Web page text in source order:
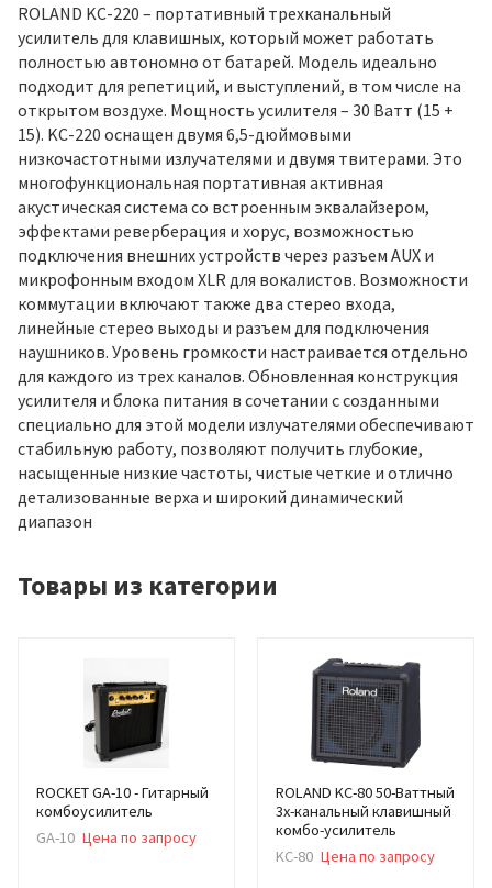
ROLAND KC-220 – портативный трехканальный
усилитель для клавишных, который может работать
полностью автономно от батарей. Модель идеально
подходит для репетиций, и выступлений, в том числе на
открытом воздухе. Мощность усилителя – 30 Ватт (15 +
15). KC-220 оснащен двумя 6,5-дюймовыми
низкочастотными излучателями и двумя твитерами. Это
многофункциональная портативная активная
акустическая система со встроенным эквалайзером,
эффектами реверберация и хорус, возможностью
подключения внешних устройств через разъем AUX и
микрофонным входом XLR для вокалистов. Возможности
коммутации включают также два стерео входа,
линейные стерео выходы и разъем для подключения
наушников. Уровень громкости настраивается отдельно
для каждого из трех каналов. Обновленная конструкция
усилителя и блока питания в сочетании с созданными
специально для этой модели излучателями обеспечивают
стабильную работу, позволяют получить глубокие,
насыщенные низкие частоты, чистые четкие и отлично
детализованные верха и широкий динамический
диапазон
Товары из категории
ROCKET GA-10 - Гитарный
комбоусилитель
GA-10 Цена по запросу
ROLAND KC-80 50-Ваттный
3х-канальный клавишный
комбо-усилитель
KC-80 Цена по запросу